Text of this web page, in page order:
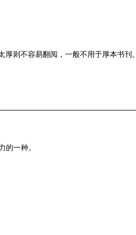
则不容易翻阅，一般不用于厚本书刊。
的一种。